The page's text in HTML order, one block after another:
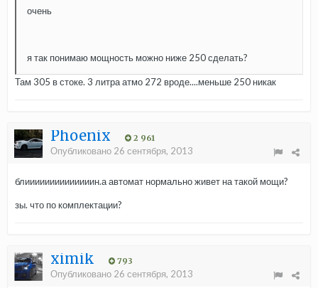
очень
я так понимаю мощность можно ниже 250 сделать?
Там 305 в стоке. 3 литра атмо 272 вроде....меньше 250 никак
Phoenix 2 961
Опубликовано 26 сентября, 2013
блиииииииииииииин.а автомат нормально живет на такой мощи?
зы. что по комплектации?
ximik 793
Опубликовано 26 сентября, 2013